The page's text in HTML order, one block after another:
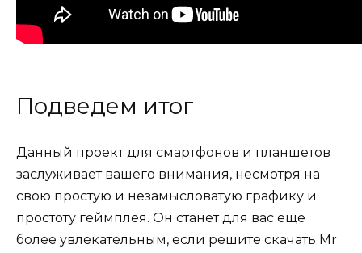
Подведем итог
Данный проект для смартфонов и планшетов
заслуживает вашего внимания, несмотря на
свою простую и незамысловатую графику и
простоту геймплея. Он станет для вас еще
более увлекательным, если решите скачать Mr